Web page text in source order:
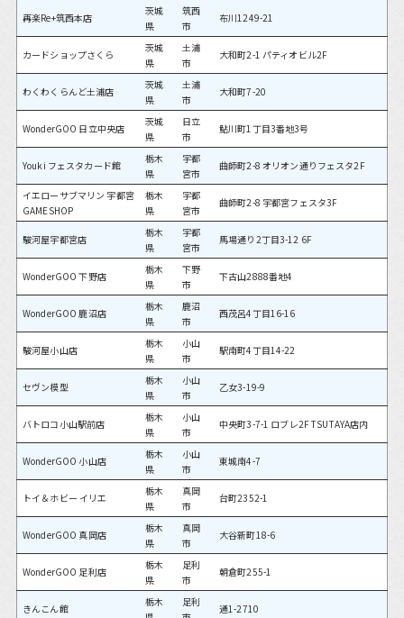
再楽Re+筑西本店
茨城
県
筑西
市
布川1249-21
カードショップさくら
茨城
県
土浦
市
大和町2-1 パティオビル2F
わくわくらんど土浦店
茨城
県
土浦
市
大和町7-20
WonderGOO 日立中央店
茨城
県
日立
市
鮎川町1丁目3番地3号
Youki フェスタカード館
栃木
県
宇都
宮市
曲師町2-8 オリオン通りフェスタ2F
イエローサブマリン 宇都宮
GAMESHOP
栃木
県
宇都
宮市
曲師町2-8 宇都宮フェスタ3F
駿河屋宇都宮店
栃木
県
宇都
宮市
馬場通り2丁目3-12 6F
WonderGOO 下野店
栃木
県
下野
市
下古山2888番地4
WonderGOO 鹿沼店
栃木
県
鹿沼
市
西茂呂4丁目16-16
駿河屋小山店
栃木
県
小山
市
駅南町4丁目14-22
セヴン模型
栃木
県
小山
市
乙女3-19-9
バトロコ小山駅前店
栃木
県
小山
市
中央町3-7-1 ロブレ2F TSUTAYA店内
WonderGOO 小山店
栃木
県
小山
市
東城南4-7
トイ＆ホビー イリエ
栃木
県
真岡
市
台町2352-1
WonderGOO 真岡店
栃木
県
真岡
市
大谷新町18-6
WonderGOO 足利店
栃木
県
足利
市
朝倉町255-1
きんこん館
栃木
足利
通1-2710